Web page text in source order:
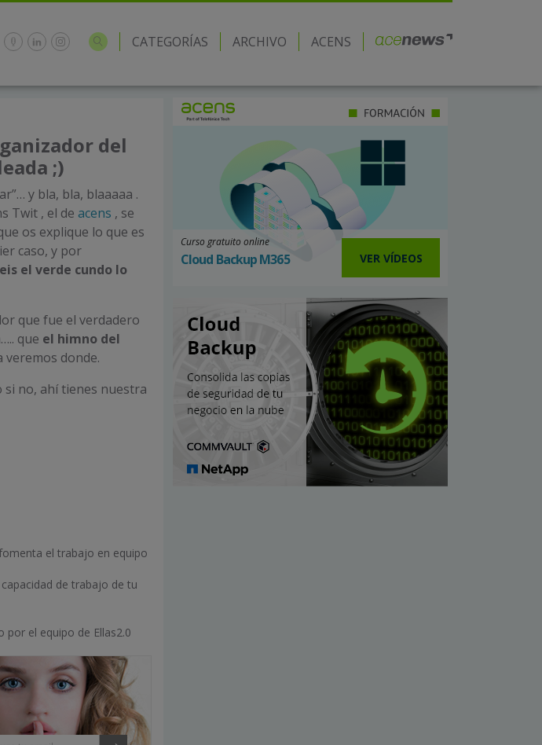
CATEGORÍAS ARCHIVO ACENS
del
;)
y bla, bla, blaaaaa .
Twit , el de acens , se
os explique lo que es
caso, y por
el verde cundo lo
que fue el verdadero
que el himno del
veremos donde.
no, ahí tienes nuestra
el trabajo en equipo
de trabajo de tu
por el equipo de Ellas2.0
Curso gratuito online
Cloud Backup M365 VER VÍDEOS